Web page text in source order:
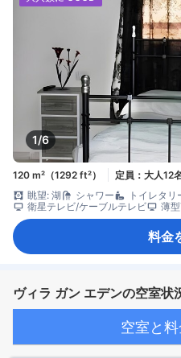
1/6
120 m²（1292 ft²） 定員：大人12
眺望: 湖
シャワー トイレタリ
衛星テレビ/ケーブルテレビ
薄
料金
ヴィラ ガン エデンの空室状
空室と